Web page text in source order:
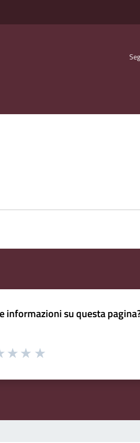
informazioni su questa